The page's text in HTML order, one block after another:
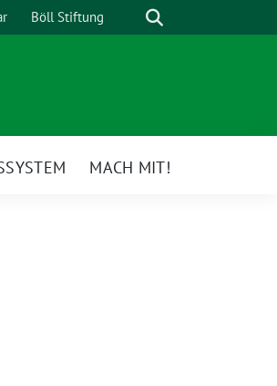
Böll Stiftung Suche
MACH MIT!